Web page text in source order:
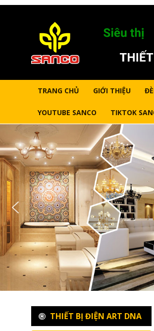
TRANG CHỦ GIỚI THIỆU
YOUTUBE SANCO TIKTOK
THIẾT BỊ ĐIỆN ART DNA